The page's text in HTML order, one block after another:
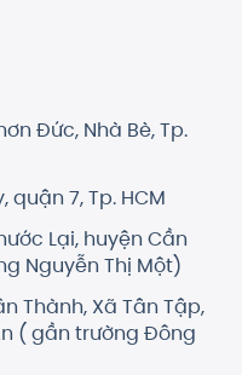
Đức, Nhà Bè, Tp.
quận 7, Tp. HCM
Lại, huyện Cần
Nguyễn Thị Một)
Thành, Xã Tân Tập,
( gần trường Đông